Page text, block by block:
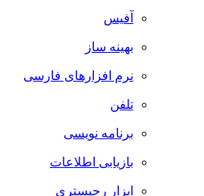
آفیس
بهینه ساز
نرم افزارهای فارسی
تلفن
برنامه نویسی
بازیابی اطلاعات
ابزار رجیستری